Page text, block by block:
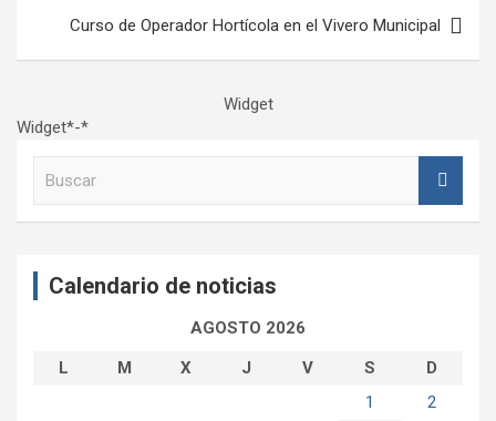
Curso de Operador Hortícola en el Vivero Municipal
Widget
Widget*-*
Calendario de noticias
AGOSTO 2026
L
M X J V S
D
1
2